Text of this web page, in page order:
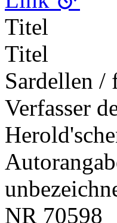
Titel
Titel
Sardellen /
Verfasser
NR 70598